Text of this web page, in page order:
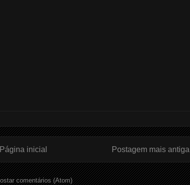
Postagem mais antiga
Página inicial
comentários (Atom)